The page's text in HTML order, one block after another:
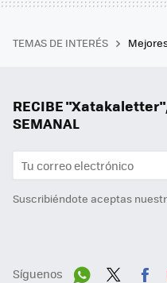
TEMAS DE INTERÉS
RECIBE "Xatakaletter",
SEMANAL
Suscribiéndote aceptas
Síguenos